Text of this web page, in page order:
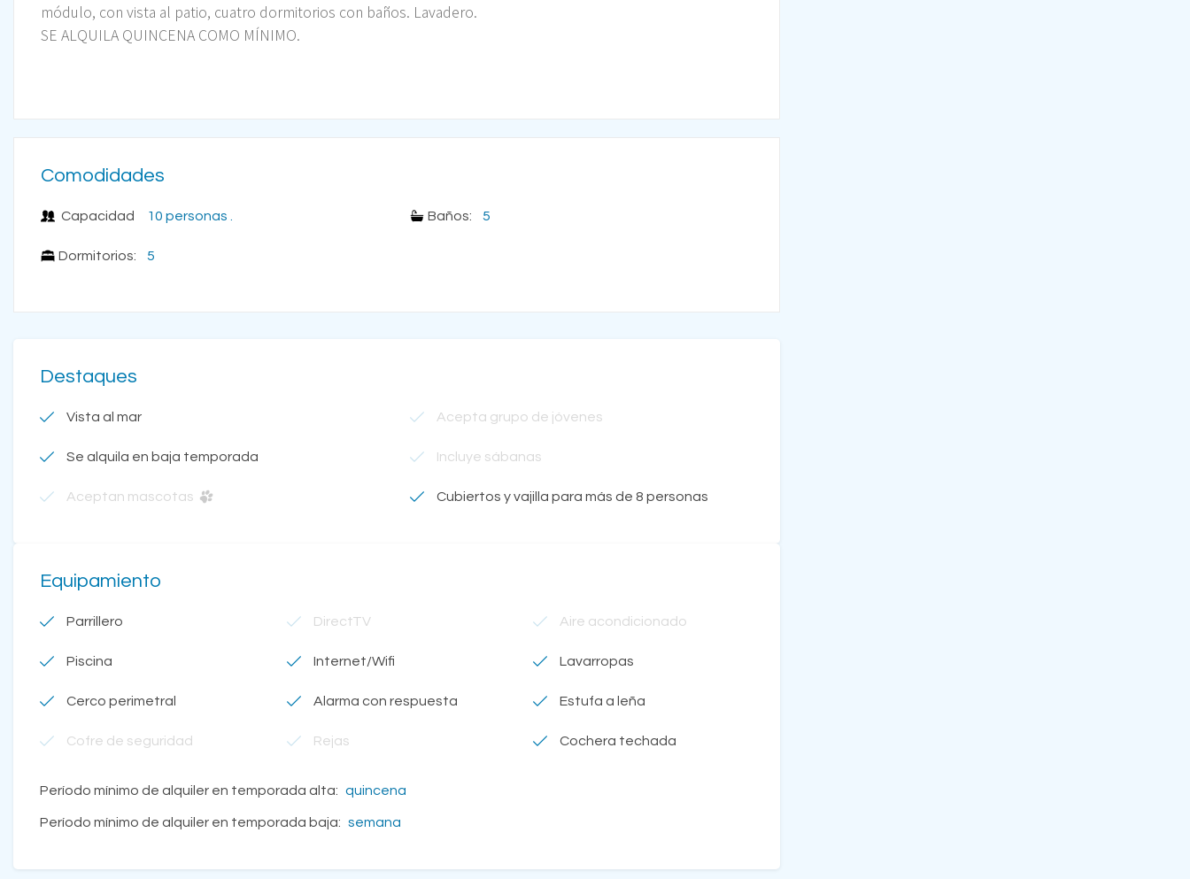
módulo, con vista al patio, cuatro dormitorios con baños. Lavadero.
SE ALQUILA QUINCENA COMO MÍNIMO.
Comodidades
Capacidad
Dormitorios:
10 personas .
5
Baños: 5
Destaques
Vista al mar
Se alquila en baja temporada
Aceptan mascotas
Acepta grupo de jóvenes
Incluye sábanas
Cubiertos y vajilla para más de 8 personas
Equipamiento
Parrillero
Piscina
Cerco perimetral
Cofre de seguridad
DirectTV
Internet/Wifi
Alarma con respuesta
Rejas
Aire acondicionado
Lavarropas
Estufa a leña
Cochera techada
Período mínimo de alquiler en temporada alta: quincena
Período mínimo de alquiler en temporada baja: semana